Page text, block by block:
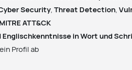
Security,Threat Detection ,
MITRE ATT&CK
Englischkenntnisse in Wort und
Profil ab